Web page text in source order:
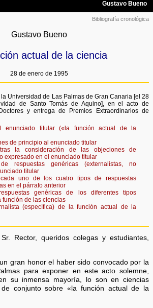
Bibliografía cronológica
Gustavo Bueno
actual de la ciencia
28 de enero de 1995
Universidad de Las Palmas de Gran Canaria [el 28
de Santo Tomás de Aquino], en el acto de
y entrega de Premios Extraordinarios de
enunciado titular («la función actual de la
de principio al enunciado titular
la consideración de las objeciones de
expresado en el enunciado titular
respuestas genéricas (externalistas, no
titular
uno de los cuatro tipos de respuestas
en el párrafo anterior
genéricas de los diferentes tipos
función de las ciencias
(específica) de la función actual de la
Rector, queridos colegas y estudiantes,
gran honor el haber sido convocado por la
para exponer en este acto solemne,
su inmensa mayoría, lo son en ciencias
conjunto sobre «la función actual de la